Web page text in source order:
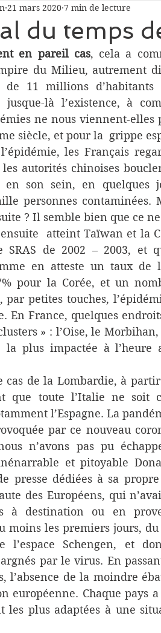
Philosophie Le patient
docteur Musique
Vaincre les épidémies Proust
du temps
21 mars 2020 7 min de lecture
en pareil cas, cela a
du Milieu, autrement
11 millions
jusque-là l’existence, à
ne nous viennent-elles
siècle, et pour la  grippe
les Français
les autorités chinoises
en son sein, en quelques
personnes contaminées.
? Il semble bien que ce
atteint Taïwan et la
SRAS de 2002 – 2003,
en atteste un taux
pour la Corée, et un
par petites touches,
En France, quelques
» : l’Oise, le
la plus impactée à
cas de la Lombardie, à
que toute l’Italie ne soit
l’Espagne. La
par ce nouveau
n’avons pas pu
et pitoyable
presse dédiées à sa
des Européens, qui
à destination ou en
moins les premiers jours,
l’espace Schengen, et
par le virus. En
l’absence de la moindre
européenne. Chaque pays
les plus adaptées à une